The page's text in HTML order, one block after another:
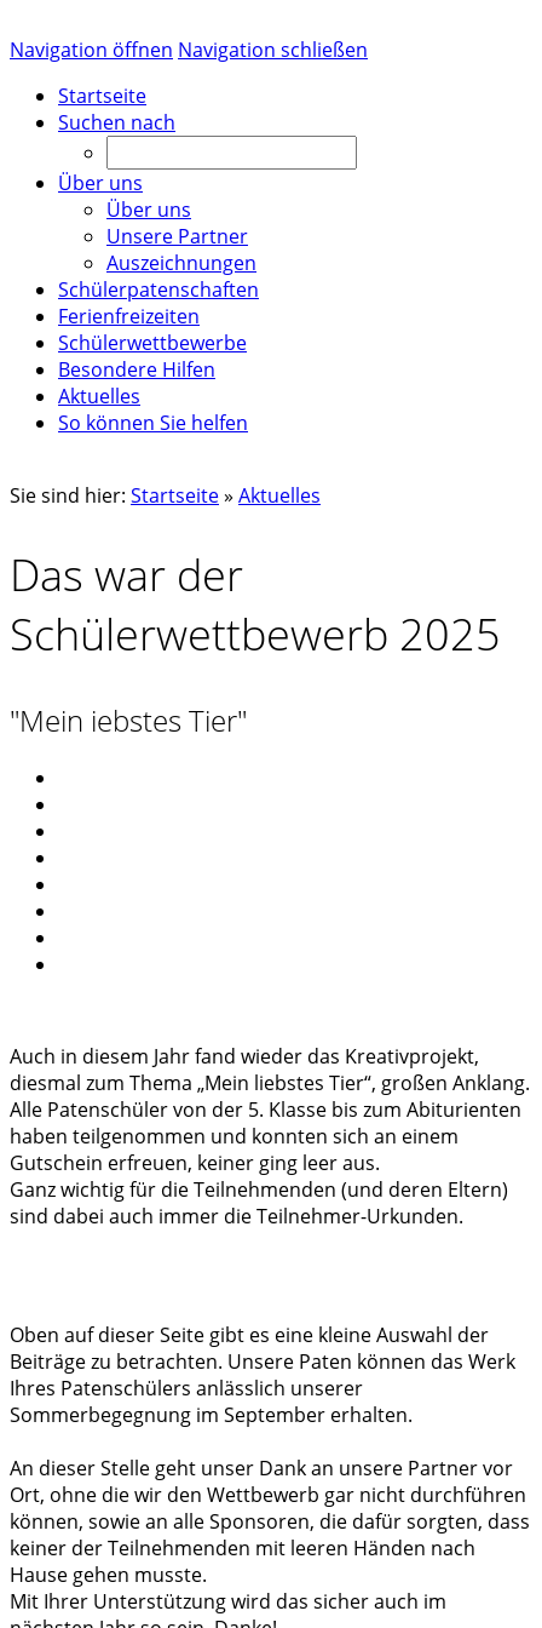
Navigation öffnen Navigation schließen
Startseite
Suchen nach
Über uns
Über uns
Unsere Partner
Auszeichnungen
Schülerpatenschaften
Ferienfreizeiten
Schülerwettbewerbe
Besondere Hilfen
Aktuelles
So können Sie helfen
Sie sind hier: Startseite» Aktuelles
Das war der
Schülerwettbewerb 2025
"Mein iebstes Tier"
Auch in diesem Jahr fand wieder das Kreativprojekt,
diesmal zum Thema „Mein liebstes Tier“, großen Anklang.
Alle Patenschüler von der 5. Klasse bis zum Abiturienten
haben teilgenommen und konnten sich an einem
Gutschein erfreuen, keiner ging leer aus.
Ganz wichtig für die Teilnehmenden (und deren Eltern)
sind dabei auch immer die Teilnehmer-Urkunden.
Oben auf dieser Seite gibt es eine kleine Auswahl der
Beiträge zu betrachten. Unsere Paten können das Werk
Ihres Patenschülers anlässlich unserer
Sommerbegegnung im September erhalten.
An dieser Stelle geht unser Dank an unsere Partner vor
Ort, ohne die wir den Wettbewerb gar nicht durchführen
können, sowie an alle Sponsoren, die dafür sorgten, dass
keiner der Teilnehmenden mit leeren Händen nach
Hause gehen musste.
Mit Ihrer Unterstützung wird das sicher auch im